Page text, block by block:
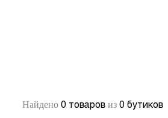
Найдено 0 товаров из 0 бутиков